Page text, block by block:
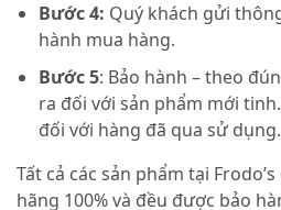
Bước 4: Quý khách gửi
hành mua hàng.
Bước 5: Bảo hành – theo
ra đối với sản phẩm mới
đối với hàng đã qua sử dụng.
Tất cả các sản phẩm tại
hãng 100% và đều được bảo